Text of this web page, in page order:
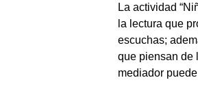
La actividad
la lectura que
escuchas;
que piensan de
mediador